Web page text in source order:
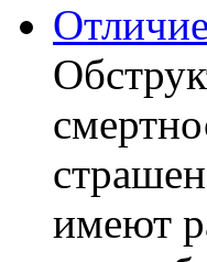
имеют